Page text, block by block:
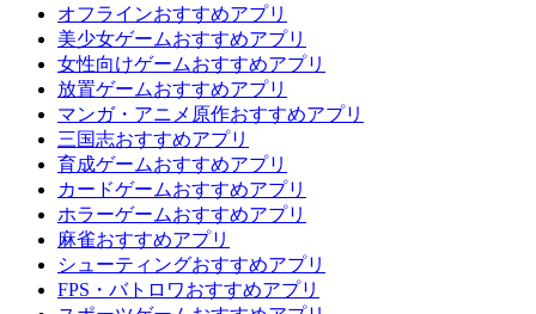
オフラインおすすめアプリ
美少女ゲームおすすめアプリ
女性向けゲームおすすめアプリ
放置ゲームおすすめアプリ
マンガ・アニメ原作おすすめアプリ
三国志おすすめアプリ
育成ゲームおすすめアプリ
カードゲームおすすめアプリ
ホラーゲームおすすめアプリ
麻雀おすすめアプリ
シューティングおすすめアプリ
FPS・バトロワおすすめアプリ